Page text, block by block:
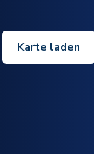
Karte laden